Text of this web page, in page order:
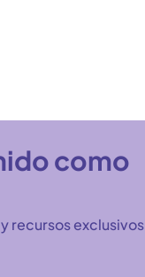
como
recursos exclusivos